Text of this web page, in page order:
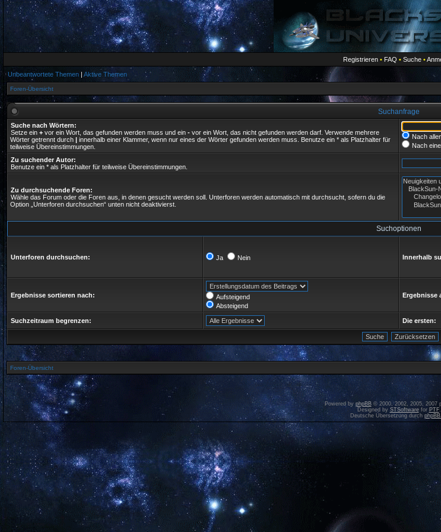
Registrieren• FAQ • Suche•
Unbeantwortete Themen| Aktive Themen
Foren-Übersicht
Suchanfrage
Suche nach Wörtern:
Setze ein + vor ein Wort, das gefunden werden muss und ein - vor ein Wort, das nicht gefunden werden darf. Verwende mehrere
Wörter getrennt durch | innerhalb einer Klammer, wenn nur eines der Wörter gefunden werden muss. Benutze ein * als Platzhalter für
teilweise Übereinstimmungen.
Nach
Nach
Zu suchender Autor:
Benutze ein * als Platzhalter für teilweise Übereinstimmungen.
Zu durchsuchende Foren:
Wähle das Forum oder die Foren aus, in denen gesucht werden soll. Unterforen werden automatisch mit durchsucht, sofern du die
Option „Unterforen durchsuchen“ unten nicht deaktivierst.
Suchoptionen
Unterforen durchsuchen: Ja Nein Innerhalb
Ergebnisse sortieren nach:
Aufsteigend
Absteigend
Ergebnisse
Suchzeitraum begrenzen: Die ersten:
Foren-Übersicht
Powered byphpBB© 2000, 2002, 2005, 2007
Designed by STSoftwarefor PTF.
Deutsche Übersetzung durch